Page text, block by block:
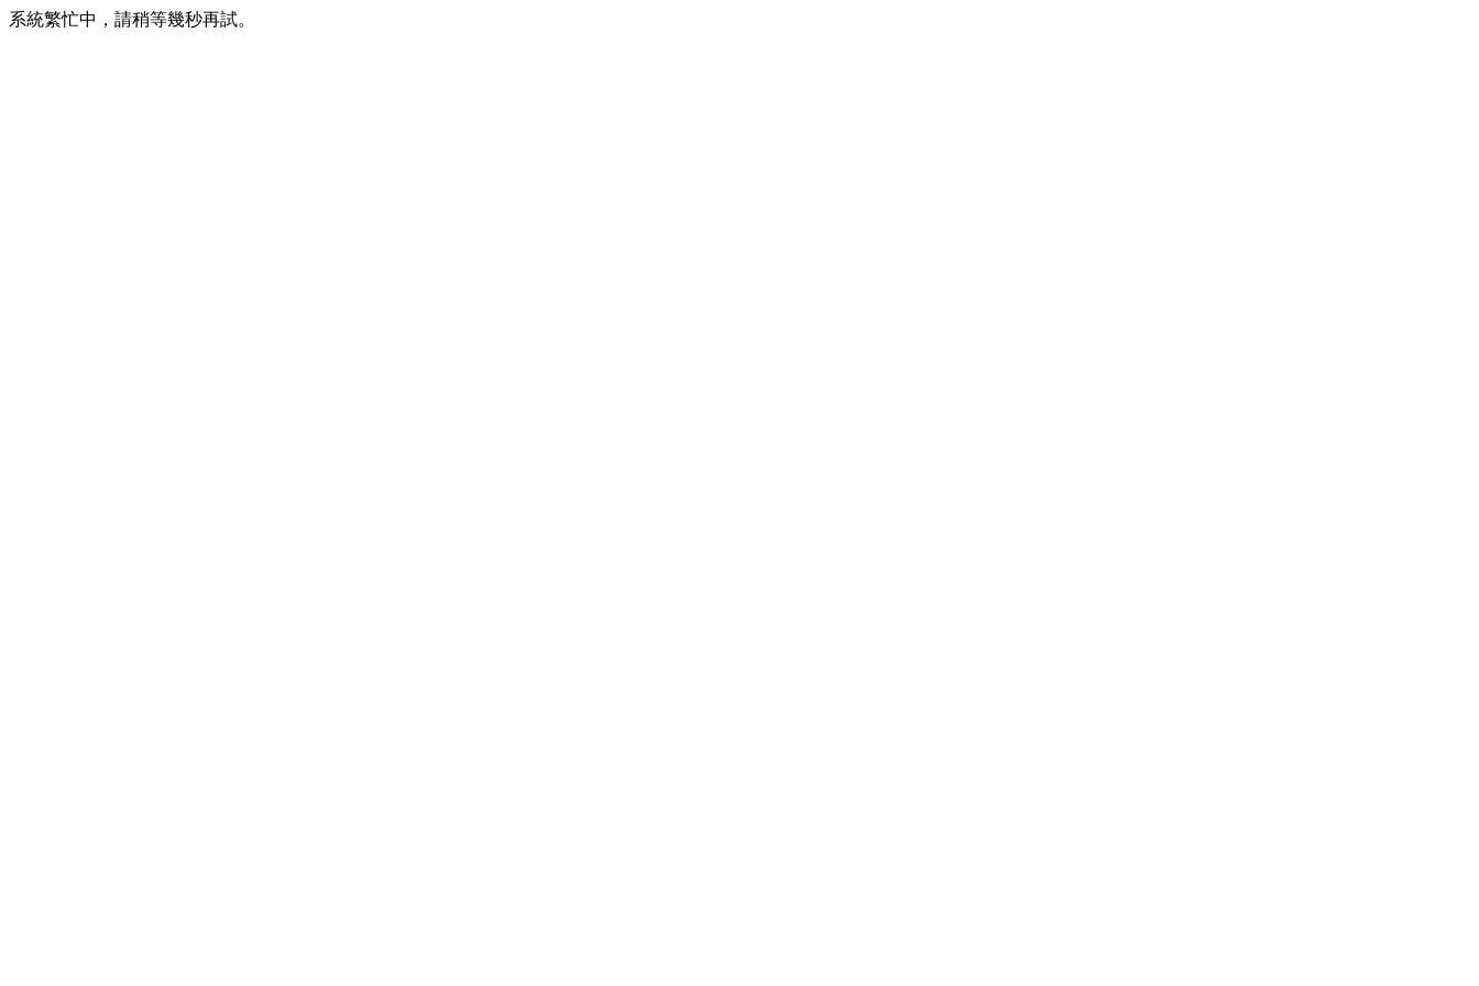
系統繁忙中，請稍等幾秒再試。